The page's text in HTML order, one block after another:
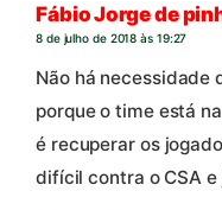
Fábio Jorge de
8 de julho de 2018 às 19:27
Não há necessidade
porque o time está
é recuperar os
difícil contra o CSA